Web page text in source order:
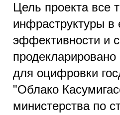
Цель проекта все
инфраструктуры
эффективности и
для оцифровки
"Облако
министерства по